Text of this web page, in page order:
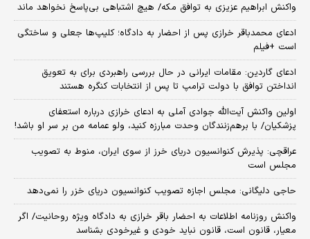
واکنش ابراهیم عزیزی به توافق مکه/ هیچ اشتباهی بی‌پاسخ نخواهد ماند
ادعای محمدباقر خرازی پس از احضار به دادگاه؛ کلیپ‌ها جعلی و ساختگی
است +فیلم
ادعای گاردین: مقامات ایرانی در حال بررسی راهبردی برای به تعویق
انداختن توافق با دولت ترامپ تا پس از انتخابات کنگره هستند
اولین واکنش آیت‌الله جوادی آملی به ادعای خرازی درباره استعفای
پزشکیان/ با برهم‌زنندگان وحدت مبارزه کنید، ولو عمامه من بر سر او باشد!
عراقچی: پذیرش کنوانسیون دریای خرز از سوی ایران، منوط به تصویب
مجلس است
حاجی دلیگانی: مجلس اجازه تصویب کنوانسیون دریای خزر را نمی‌دهد
واکنش روزنامه اطلاعات به احضار باقر خرازی به دادگاه ویژه روحانیت/ اگر
معیار، قانون است، قانون نباید خودی و غیرخودی بشناسد